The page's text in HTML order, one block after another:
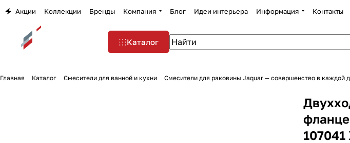
Акции Коллекции Бренды Компания Блог Идеи интерьера Информация Контакты
Каталог
Главная Каталог Смесители для ванной и кухни Смесители для раковины Jaquar — совершенство в каждой